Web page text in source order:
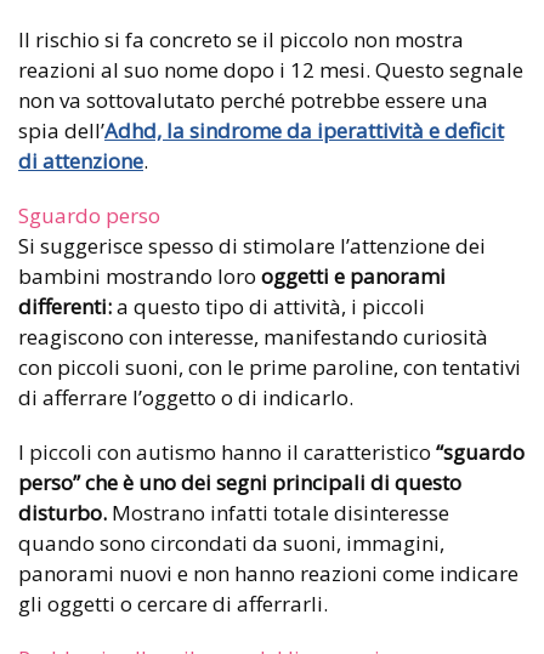
Il rischio si fa concreto se il piccolo non mostra
reazioni al suo nome dopo i 12 mesi. Questo segnale
non va sottovalutato perché potrebbe essere una
spia dell’Adhd, la sindrome da iperattività e deficit
di attenzione.
Sguardo perso
Si suggerisce spesso di stimolare l’attenzione dei
bambini mostrando loro oggetti e panorami
differenti:a questo tipo di attività, i piccoli
reagiscono con interesse, manifestando curiosità
con piccoli suoni, con le prime paroline, con tentativi
di afferrare l’oggetto o di indicarlo.
I piccoli con autismo hanno il caratteristico “sguardo
perso” che è uno dei segni principali di questo
disturbo. Mostrano infatti totale disinteresse
quando sono circondati da suoni, immagini,
panorami nuovi e non hanno reazioni come indicare
gli oggetti o cercare di afferrarli.